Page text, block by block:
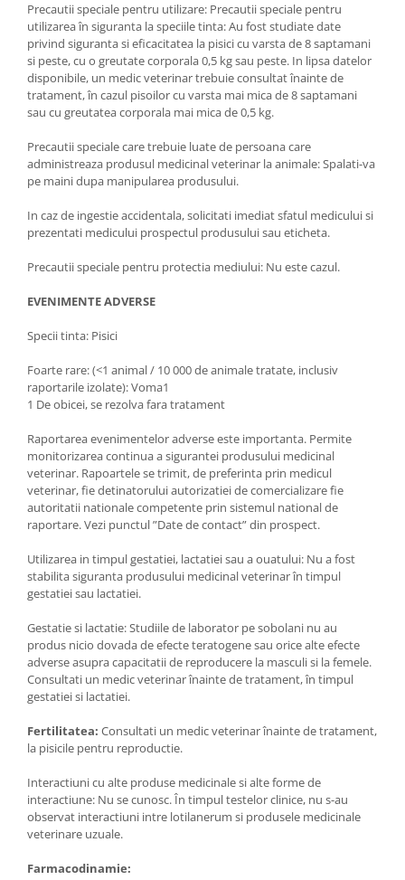
Precautii speciale pentru utilizare: Precautii speciale pentru
utilizarea în siguranta la speciile tinta: Au fost studiate date
privind siguranta si eficacitatea la pisici cu varsta de 8 saptamani
si peste, cu o greutate corporala 0,5 kg sau peste. In lipsa datelor
disponibile, un medic veterinar trebuie consultat înainte de
tratament, în cazul pisoilor cu varsta mai mica de 8 saptamani
sau cu greutatea corporala mai mica de 0,5 kg.
Precautii speciale care trebuie luate de persoana care
administreaza produsul medicinal veterinar la animale: Spalati-va
pe maini dupa manipularea produsului.
In caz de ingestie accidentala, solicitati imediat sfatul medicului si
prezentati medicului prospectul produsului sau eticheta.
Precautii speciale pentru protectia mediului: Nu este cazul.
EVENIMENTE ADVERSE
Specii tinta: Pisici
Foarte rare: (<1 animal / 10 000 de animale tratate, inclusiv
raportarile izolate): Voma1
1 De obicei, se rezolva fara tratament
Raportarea evenimentelor adverse este importanta. Permite
monitorizarea continua a sigurantei produsului medicinal
veterinar. Rapoartele se trimit, de preferinta prin medicul
veterinar, fie detinatorului autorizatiei de comercializare fie
autoritatii nationale competente prin sistemul national de
raportare. Vezi punctul ”Date de contact” din prospect.
Utilizarea in timpul gestatiei, lactatiei sau a ouatului: Nu a fost
stabilita siguranta produsului medicinal veterinar în timpul
gestatiei sau lactatiei.
Gestatie si lactatie: Studiile de laborator pe sobolani nu au
produs nicio dovada de efecte teratogene sau orice alte efecte
adverse asupra capacitatii de reproducere la masculi si la femele.
Consultati un medic veterinar înainte de tratament, în timpul
gestatiei si lactatiei.
Fertilitatea: Consultati un medic veterinar înainte de tratament,
la pisicile pentru reproductie.
Interactiuni cu alte produse medicinale si alte forme de
interactiune: Nu se cunosc. În timpul testelor clinice, nu s-au
observat interactiuni intre lotilanerum si produsele medicinale
veterinare uzuale.
Farmacodinamie: